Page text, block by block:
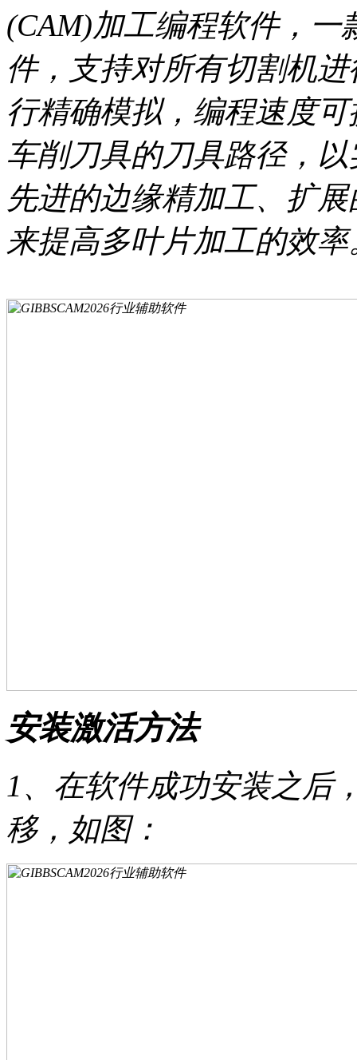
(CAM)加工编程软件，一
件，支持对所有切割机
行精确模拟，编程速度
车削刀具的刀具路径，
先进的边缘精加工、扩
来提高多叶片加工的效
安装激活方法
1、在软件成功安装之后
移，如图：